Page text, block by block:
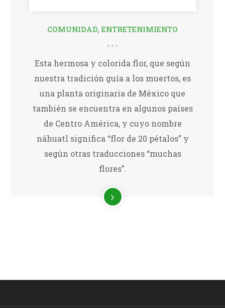
COMUNIDAD, ENTRETENIMIENTO
Esta hermosa y colorida flor, que según
nuestra tradición guía a los muertos, es
una planta originaria de México que
también se encuentra en algunos países
de Centro América, y cuyo nombre
náhuatl significa “flor de 20 pétalos” y
según otras traducciones “muchas
flores”.